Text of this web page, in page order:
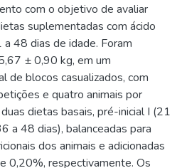
com o objetivo de avaliar
suplementadas com ácido
48 dias de idade. Foram
± 0,90 kg, em um
de blocos casualizados, com
e quatro animais por
dietas basais, pré-inicial I (21
a 48 dias), balanceadas para
dos animais e adicionadas
0,20%, respectivamente. Os